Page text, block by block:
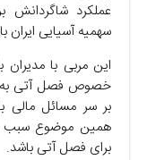
عملکرد شاگردانش
سهمیه آسیایی ایران
این مربی با
خصوص فصل آتی به
بر سر مسائل مالی
همین موضوع سبب
برای فصل آتی باشد.